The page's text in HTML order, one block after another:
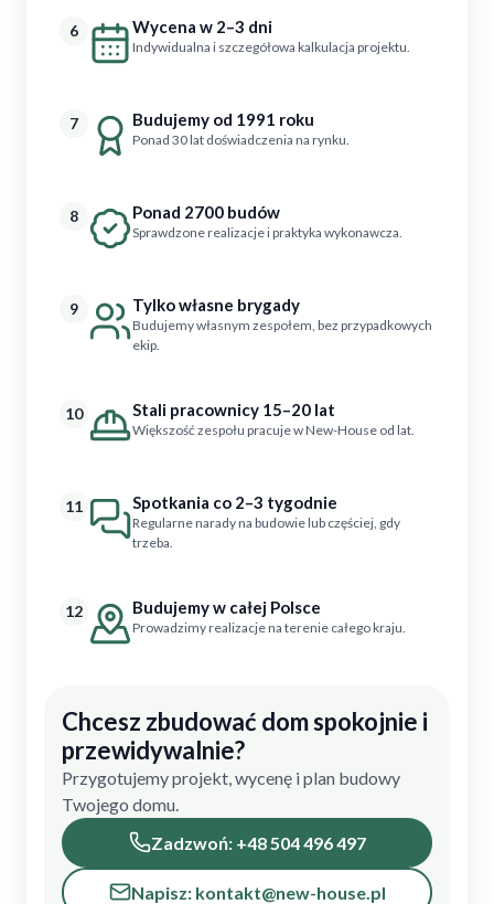
6 Wycena w 2–3 dni
Indywidualna i szczegółowa kalkulacja projektu.
7 Budujemy od 1991 roku
Ponad 30 lat doświadczenia na rynku.
8 Ponad 2700 budów
Sprawdzone realizacje i praktyka wykonawcza.
9 Tylko własne brygady
Budujemy własnym zespołem, bez przypadkowych
ekip.
10 Stali pracownicy 15–20 lat
Większość zespołu pracuje w New-House od lat.
11 Spotkania co 2–3 tygodnie
Regularne narady na budowie lub częściej, gdy
trzeba.
12 Budujemy w całej Polsce
Prowadzimy realizacje na terenie całego kraju.
Chcesz zbudować dom spokojnie i
przewidywalnie?
Przygotujemy projekt, wycenę i plan budowy
Twojego domu.
Zadzwoń: +48 504 496 497
Napisz: kontakt@new-house.pl